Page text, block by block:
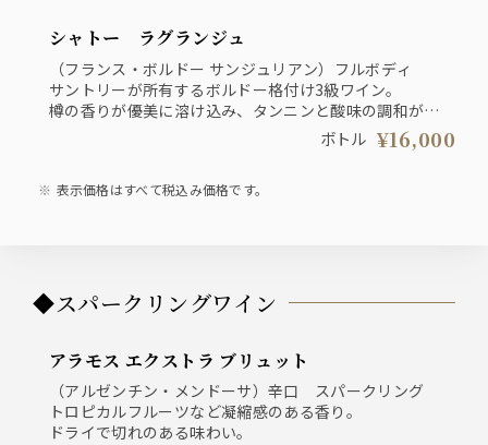
シャトー ラグランジュ
（フランス・ボルドー サンジュリアン）フルボディ
サントリーが所有するボルドー格付け3級ワイン。
樽の香りが優美に溶け込み、タンニンと酸味の調和が見
ボトル ¥16,000
表示価格はすべて税込み価格です。
◆スパークリングワイン
アラモス エクストラ ブリュット
（アルゼンチン・メンドーサ）辛口 スパークリング
トロピカルフルーツなど凝縮感のある香り。
ドライで切れのある味わい。